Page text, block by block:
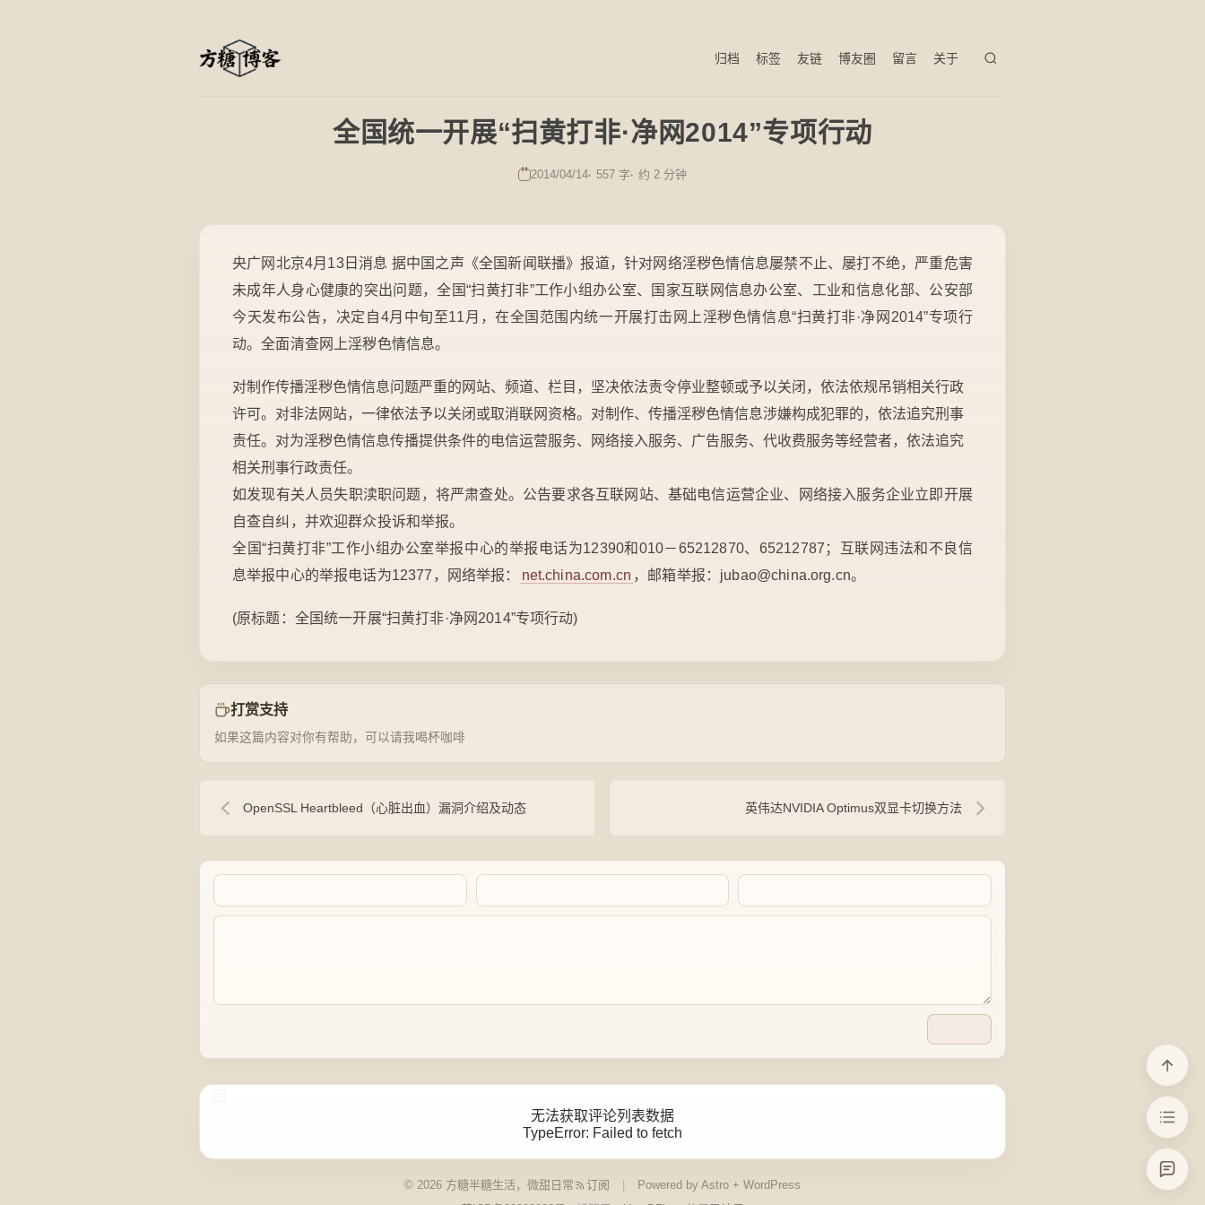
归档 标签 友链 博友圈 留言 关于
全国统一开展“扫黄打非·净网2014”专项行动
2014/04/14 557 字 约 2 分钟
央广网北京4月13日消息 据中国之声《全国新闻联播》报道，针对网络淫秽色情信息屡禁不止、屡打不绝，严重危害
未成年人身心健康的突出问题，全国“扫黄打非”工作小组办公室、国家互联网信息办公室、工业和信息化部、公安部
今天发布公告，决定自4月中旬至11月，在全国范围内统一开展打击网上淫秽色情信息“扫黄打非·净网2014”专项行
动。全面清查网上淫秽色情信息。
对制作传播淫秽色情信息问题严重的网站、频道、栏目，坚决依法责令停业整顿或予以关闭，依法依规吊销相关行政
许可。对非法网站，一律依法予以关闭或取消联网资格。对制作、传播淫秽色情信息涉嫌构成犯罪的，依法追究刑事
责任。对为淫秽色情信息传播提供条件的电信运营服务、网络接入服务、广告服务、代收费服务等经营者，依法追究
相关刑事行政责任。
如发现有关人员失职渎职问题，将严肃查处。公告要求各互联网站、基础电信运营企业、网络接入服务企业立即开展
自查自纠，并欢迎群众投诉和举报。
全国“扫黄打非”工作小组办公室举报中心的举报电话为12390和010－65212870、65212787；互联网违法和不良信
息举报中心的举报电话为12377，网络举报：
net.china.com.cn ，邮箱举报： jubao@china.org.cn。
(原标题：全国统一开展“扫黄打非·净网2014”专项行动)
打赏支持
如果这篇内容对你有帮助，可以请我喝杯咖啡
OpenSSL Heartbleed（心脏出血）漏洞介绍及动态 英伟达NVIDIA Optimus双显卡切换方法
无法获取评论列表数据
TypeError: Failed to fetch
© 2026 方糖半糖生活，微甜日常 订阅
Powered by Astro + WordPress